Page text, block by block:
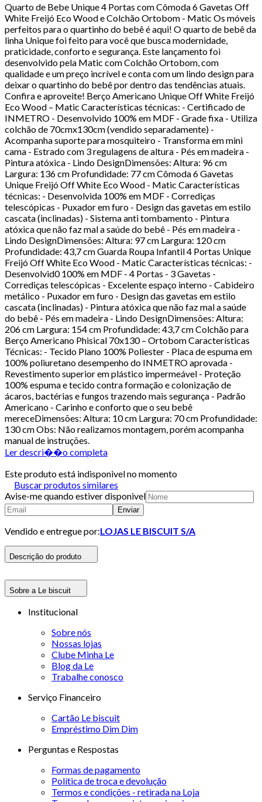
Quarto de Bebe Unique 4 Portas com Cômoda 6 Gavetas Off
White Freijó Eco Wood e Colchão Ortobom - Matic Os móveis
perfeitos para o quartinho do bebê é aqui! O quarto de bebê da
linha Unique foi feito para você que busca modernidade,
praticidade, conforto e segurança. Este lançamento foi
desenvolvido pela Matic com Colchão Ortobom, com
qualidade e um preço incrível e conta com um lindo design para
deixar o quartinho do bebê por dentro das tendências atuais.
Confira e aproveite! Berço Americano Unique Off White Freijó
Eco Wood – Matic Características técnicas: - Certificado de
INMETRO - Desenvolvido 100% em MDF - Grade fixa - Utiliza
colchão de 70cmx130cm (vendido separadamente) -
Acompanha suporte para mosquiteiro - Transforma em mini
cama - Estrado com 3 regulagens de altura - Pés em madeira -
Pintura atóxica - Lindo DesignDimensões: Altura: 96 cm
Largura: 136 cm Profundidade: 77 cm Cômoda 6 Gavetas
Unique Freijó Off White Eco Wood - Matic Características
técnicas: - Desenvolvida 100% em MDF - Corrediças
telescópicas - Puxador em furo - Design das gavetas em estilo
cascata (inclinadas) - Sistema anti tombamento - Pintura
atóxica que não faz mal a saúde do bebê - Pés em madeira -
Lindo DesignDimensões: Altura: 97 cm Largura: 120 cm
Profundidade: 43,7 cm Guarda Roupa Infantil 4 Portas Unique
Freijó Off White Eco Wood - Matic Características técnicas: -
Desenvolvid0 100% em MDF - 4 Portas - 3 Gavetas -
Corrediças telescópicas - Excelente espaço interno - Cabideiro
metálico - Puxador em furo - Design das gavetas em estilo
cascata (inclinadas) - Pintura atóxica que não faz mal a saúde
do bebê - Pés em madeira - Lindo DesignDimensões: Altura:
206 cm Largura: 154 cm Profundidade: 43,7 cm Colchão para
Berço Americano Phisical 70x130 – Ortobom Características
Técnicas: - Tecido Plano 100% Poliester - Placa de espuma em
100% poliuretano desempenho do INMETRO aprovada -
Revestimento superior em plástico impermeável - Proteção
100% espuma e tecido contra formação e colonização de
ácaros, bactérias e fungos trazendo mais segurança - Padrão
Americano - Carinho e conforto que o seu bebê
mereceDimensões: Altura: 10 cm Largura: 70 cm Profundidade:
130 cm Obs: Não realizamos montagem, porém acompanha
manual de instruções.
Ler descri��o completa
Este produto está indisponivel no momento
Buscar produtos similares
Avise-me quando estiver disponivel
Enviar
Vendido e entregue por:LOJAS LE BISCUIT S/A
Descrição do produto
Sobre a Le biscuit
Institucional
Sobre nós
Nossas lojas
Clube Minha Le
Blog da Le
Trabalhe conosco
Serviço Financeiro
Cartão Le biscuit
Empréstimo Dim Dim
Perguntas e Respostas
Formas de pagamento
Política de troca e devolução
Termos e condições - retirada na Loja